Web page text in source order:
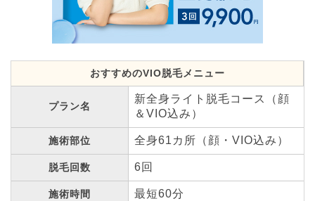
おすすめのVIO脱毛メニュー
プラン名
新全身ライト脱毛コース（顔
＆VIO込み）
施術部位 全身61カ所（顔・VIO込み）
脱毛回数 6回
施術時間 最短60分